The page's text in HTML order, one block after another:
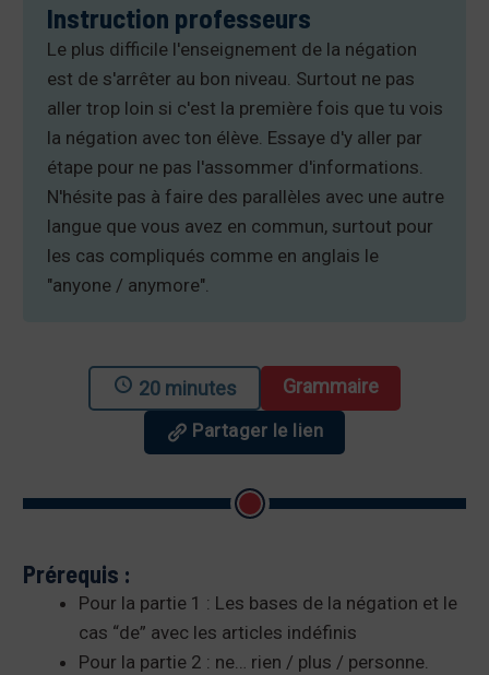
Instruction professeurs
Le plus difficile l'enseignement de la négation
est de s'arrêter au bon niveau. Surtout ne pas
aller trop loin si c'est la première fois que tu vois
la négation avec ton élève. Essaye d'y aller par
étape pour ne pas l'assommer d'informations.
N'hésite pas à faire des parallèles avec une autre
langue que vous avez en commun, surtout pour
les cas compliqués comme en anglais le
"anyone / anymore".
20 minutes Grammaire
Partager le lien
Prérequis :
Pour la partie 1 : Les bases de la négation et le
cas “de” avec les articles indéfinis
Pour la partie 2 : ne… rien / plus / personne.